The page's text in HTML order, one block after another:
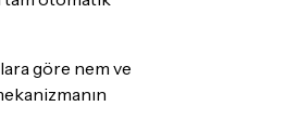
göre nem ve